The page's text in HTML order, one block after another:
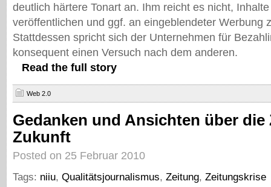
deutlich härtere Tonart an. Ihm reicht es nicht,
veröffentlichen und ggf. an eingeblendeter Werbung
Stattdessen spricht sich der Unternehmen für
konsequent einen Versuch nach dem anderen.
Read the full story
Web 2.0
Gedanken und Ansichten über die
Zukunft
Posted on 25 Februar 2010
Tags: niiu, Qualitätsjournalismus, Zeitung, Zeitungskrise